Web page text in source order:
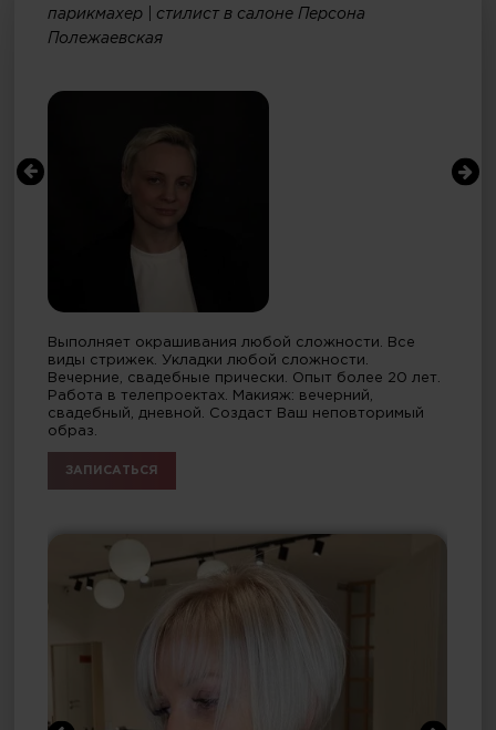
парикмахер | стилист в салоне Персона
Полежаевская
Выполняет окрашивания любой сложности. Все
виды стрижек. Укладки любой сложности.
Вечерние, свадебные прически. Опыт более 20 лет.
Работа в телепроектах. Макияж: вечерний,
свадебный, дневной. Создаст Ваш неповторимый
образ.
ЗАПИСАТЬСЯ